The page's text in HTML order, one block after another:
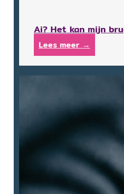
Ai? Het kan mijn
Lees meer →